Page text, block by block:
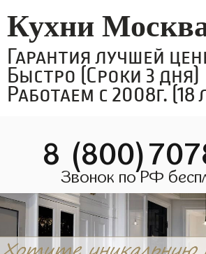
Кухни
Гарантия лучшей
Быстро (Сроки 3 дня)
Работаем с 2008г. (18
8
Звонок по РФ